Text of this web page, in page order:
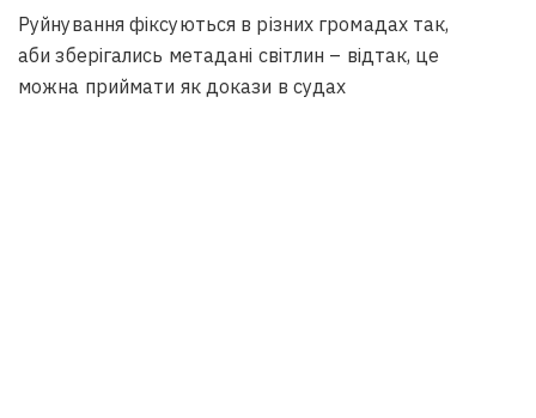
Руйнування фіксуються в різних громадах так,
аби зберігались метадані світлин – відтак, це
можна приймати як докази в судах